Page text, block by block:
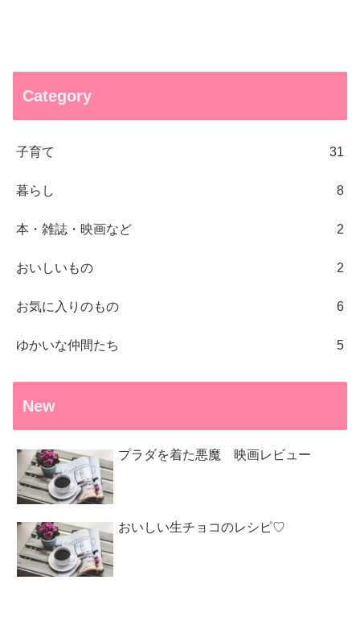
Category
子育て 31
暮らし 8
本・雑誌・映画など 2
おいしいもの 2
お気に入りのもの 6
ゆかいな仲間たち 5
New
プラダを着た悪魔 映画レビュー
おいしい生チョコのレシピ♡